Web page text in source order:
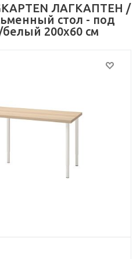
ЛАГКАПТЕН /
стол - под
200x60 см